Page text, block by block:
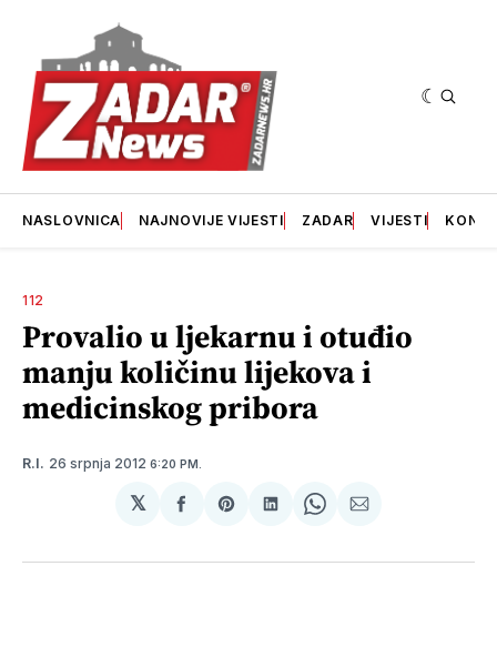
NASLOVNICA NAJNOVIJE VIJESTI ZADAR VIJESTI
112
Provalio u ljekarnu i otuđio
manju količinu lijekova i
medicinskog pribora
R.I. 26 srpnja 2012 6:20 PM.
𝕏
podijeliSharepodijeliSharepodijeli